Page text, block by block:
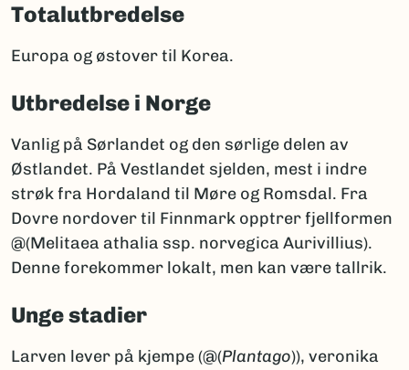
Totalutbredelse
Europa og østover til Korea.
Utbredelse i Norge
Vanlig på Sørlandet og den sørlige delen av
Østlandet. På Vestlandet sjelden, mest i indre
strøk fra Hordaland til Møre og Romsdal. Fra
Dovre nordover til Finnmark opptrer fjellformen
@(Melitaea athalia ssp. norvegica Aurivillius).
Denne forekommer lokalt, men kan være tallrik.
Unge stadier
Larven lever på kjempe (@(Plantago)), veronika